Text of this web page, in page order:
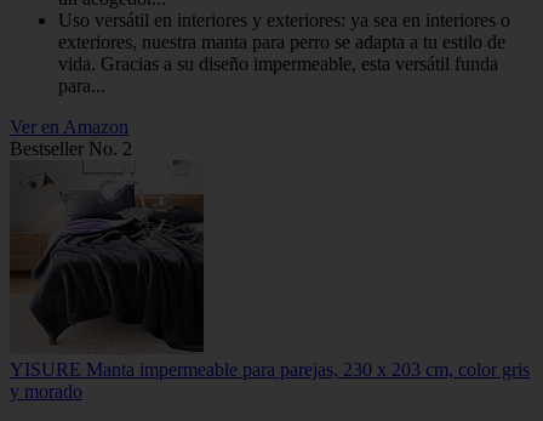
Uso versátil en interiores y exteriores: ya sea en interiores o
exteriores, nuestra manta para perro se adapta a tu estilo de
vida. Gracias a su diseño impermeable, esta versátil funda
para...
Ver en Amazon
Bestseller No. 2
YISURE Manta impermeable para parejas, 230 x 203 cm, color gris
y morado